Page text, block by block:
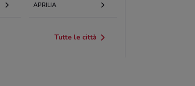
APRILIA
Tutte le città